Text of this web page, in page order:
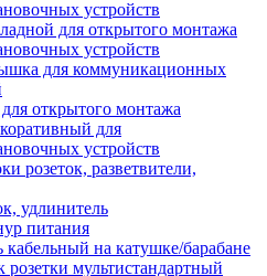
устройств
для открытого монтажа
устройств
для коммуникационных
открытого монтажа
для
устройств
розеток, разветвители,
удлинитель
питания
кабельный на катушке/барабане
розетки мультистандартный